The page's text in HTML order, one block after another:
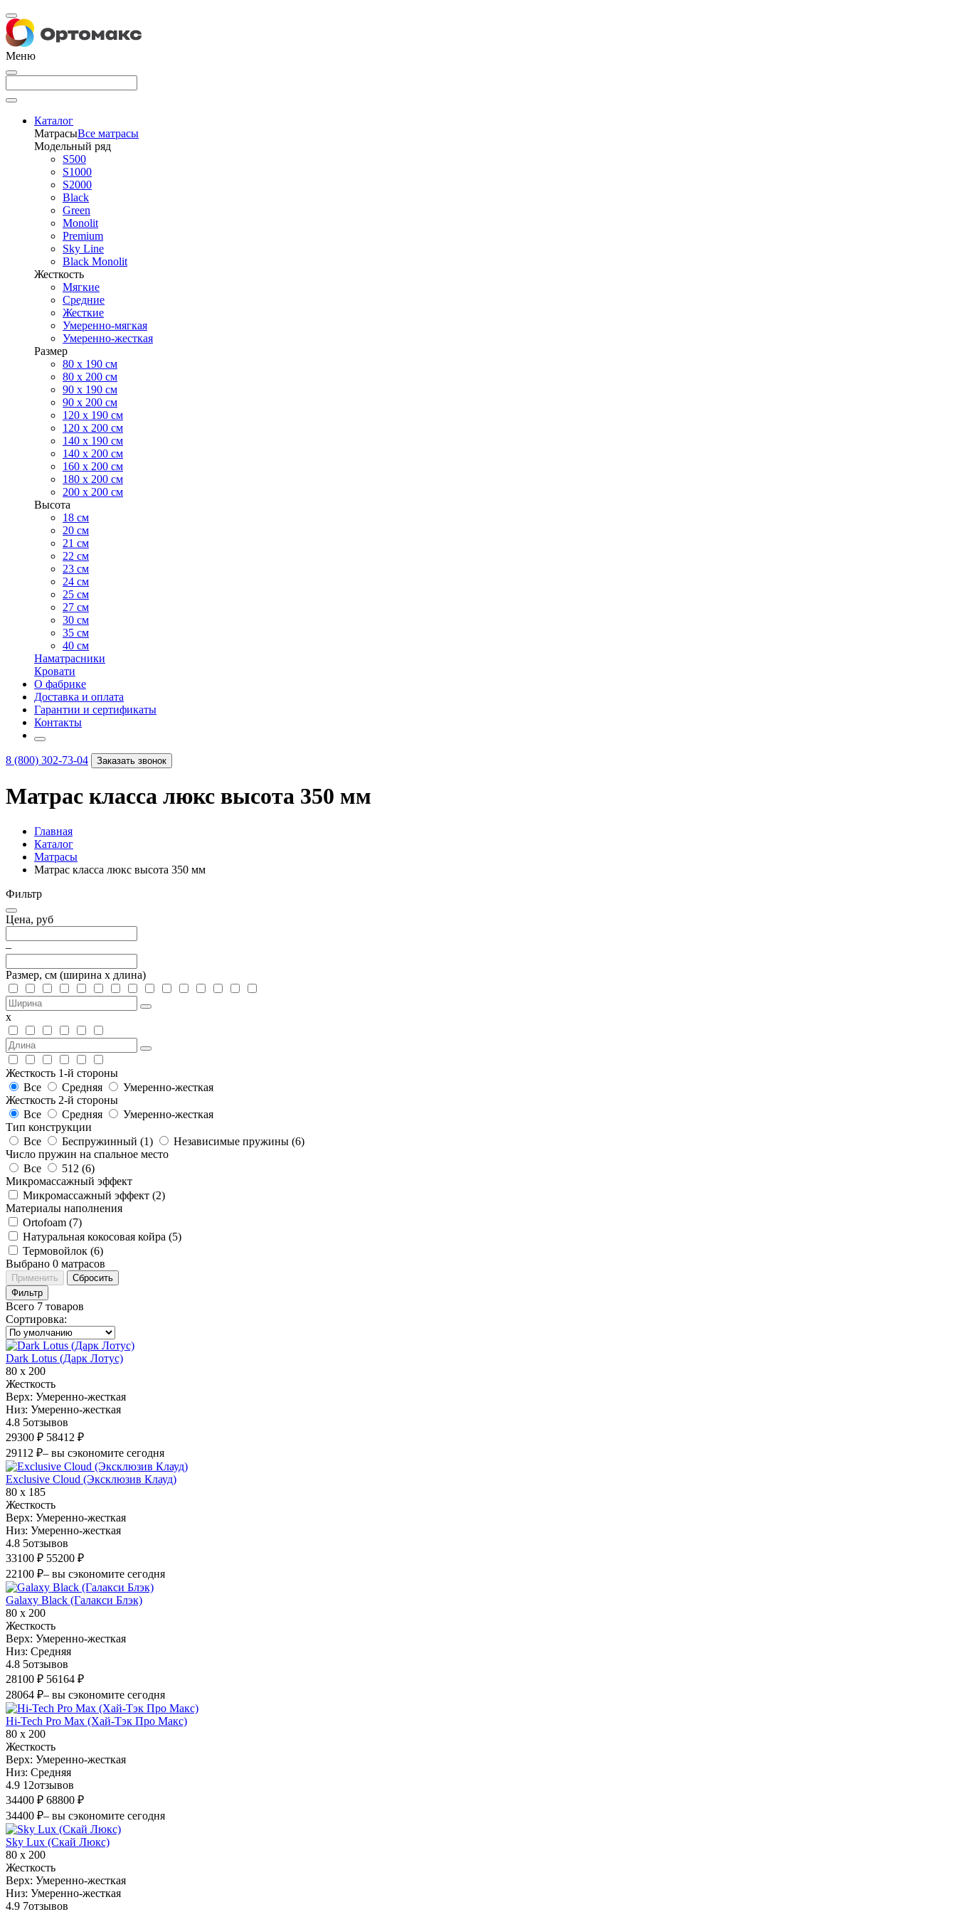
Меню
Каталог
МатрасыВсе матрасы
Модельный ряд
S500
S1000
S2000
Black
Green
Monolit
Premium
Sky Line
Black Monolit
Жесткость
Мягкие
Средние
Жесткие
Умеренно-мягкая
Умеренно-жесткая
Размер
80 х 190 см
80 х 200 см
90 х 190 см
90 х 200 см
120 х 190 см
120 х 200 см
140 х 190 см
140 х 200 см
160 х 200 см
180 х 200 см
200 х 200 см
Высота
18 см
20 см
21 см
22 см
23 см
24 см
25 см
27 см
30 см
35 см
40 см
Наматрасники
Кровати
О фабрике
Доставка и оплата
Гарантии и сертификаты
Контакты
8 (800) 302-73-04 Заказать звонок
Матрас класса люкс высота 350 мм
Главная
Каталог
Матрасы
Матрас класса люкс высота 350 мм
Фильтр
Цена, руб
–
Размер, см (ширина х длина)
х
Жесткость 1-й стороны
Все
Средняя
Умеренно-жесткая
Жесткость 2-й стороны
Все
Средняя
Умеренно-жесткая
Тип конструкции
Все
Беспружинный (1) Независимые пружины (6)
Число пружин на спальное место
Все
512 (6)
Микромассажный эффект
Микромассажный эффект (2)
Материалы наполнения
Ortofoam (7)
Натуральная кокосовая койра (5)
Термовойлок (6)
Выбрано 0 матрасов
Применить
Сбросить
Фильтр
Всего 7 товаров
Сортировка:
Dark Lotus (Дарк Лотус)
80 х 200
Жесткость
Верх: Умеренно-жесткая
Низ: Умеренно-жесткая
4.8 5отзывов
29300 ₽ 58412 ₽
29112 ₽– вы сэкономите сегодня
Exclusive Cloud (Эксклюзив Клауд)
80 х 185
Жесткость
Верх: Умеренно-жесткая
Низ: Умеренно-жесткая
4.8 5отзывов
33100 ₽ 55200 ₽
22100 ₽– вы сэкономите сегодня
Galaxy Black (Галакси Блэк)
80 х 200
Жесткость
Верх: Умеренно-жесткая
Низ: Средняя
4.8 5отзывов
28100 ₽ 56164 ₽
28064 ₽– вы сэкономите сегодня
Hi-Tech Pro Max (Хай-Тэк Про Макс)
80 х 200
Жесткость
Верх: Умеренно-жесткая
Низ: Средняя
4.9 12отзывов
34400 ₽ 68800 ₽
34400 ₽– вы сэкономите сегодня
Sky Lux (Скай Люкс)
80 х 200
Жесткость
Верх: Умеренно-жесткая
Низ: Умеренно-жесткая
4.9 7отзывов